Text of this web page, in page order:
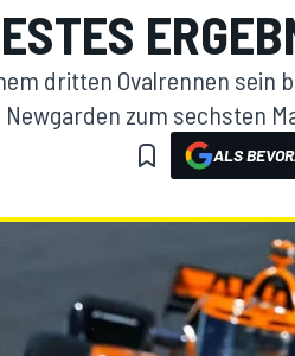
dritten Ovalrennen sein
zum sechsten
ALS